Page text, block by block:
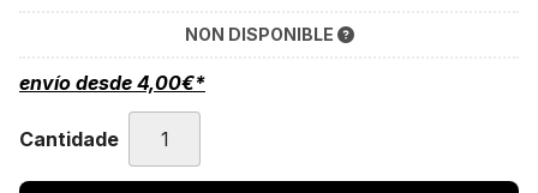
NON DISPONIBLE
envío desde 4,00€*
Cantidade